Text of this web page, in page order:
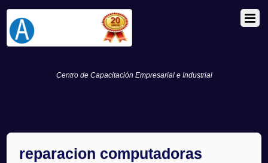
Centro de Capacitación Empresarial e Industrial
reparacion computadoras